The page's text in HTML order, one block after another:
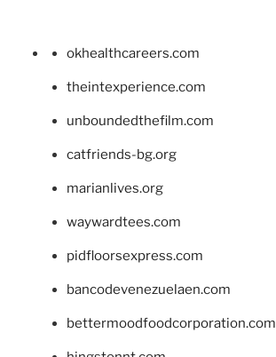
okhealthcareers.com
theintexperience.com
unboundedthefilm.com
catfriends-bg.org
marianlives.org
waywardtees.com
pidfloorsexpress.com
bancodevenezuelaen.com
bettermoodfoodcorporation.com